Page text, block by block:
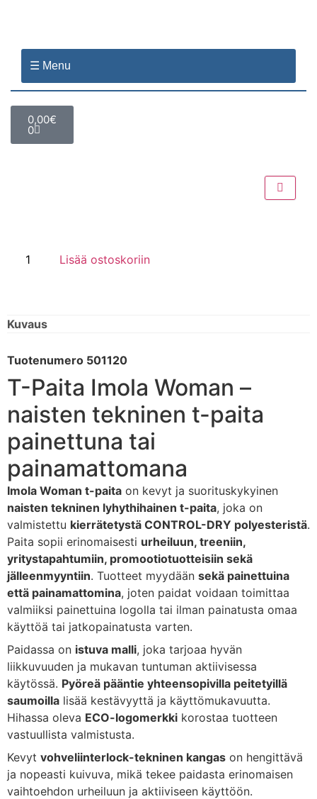
☰ Menu
0,00€
0
Lisää ostoskoriin
Kuvaus
Tuotenumero 501120
T-Paita Imola Woman –
naisten tekninen t-paita
painettuna tai
painamattomana
Imola Woman t-paita on kevyt ja suorituskykyinen
naisten tekninen lyhythihainen t-paita, joka on
valmistettu kierrätetystä CONTROL-DRY polyesteristä.
Paita sopii erinomaisesti urheiluun, treeniin,
yritystapahtumiin, promootiotuotteisiin sekä
jälleenmyyntiin. Tuotteet myydään sekä painettuina
että painamattomina, joten paidat voidaan toimittaa
valmiiksi painettuina logolla tai ilman painatusta omaa
käyttöä tai jatkopainatusta varten.
Paidassa on istuva malli, joka tarjoaa hyvän
liikkuvuuden ja mukavan tuntuman aktiivisessa
käytössä. Pyöreä pääntie yhteensopivilla peitetyillä
saumoilla lisää kestävyyttä ja käyttömukavuutta.
Hihassa oleva ECO-logomerkki korostaa tuotteen
vastuullista valmistusta.
Kevyt vohveliinterlock-tekninen kangas on hengittävä
ja nopeasti kuivuva, mikä tekee paidasta erinomaisen
vaihtoehdon urheiluun ja aktiiviseen käyttöön.